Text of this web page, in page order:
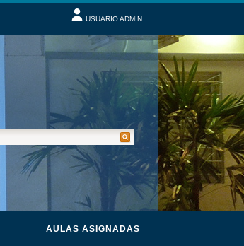
USUARIO ADMIN
AULAS ASIGNADAS